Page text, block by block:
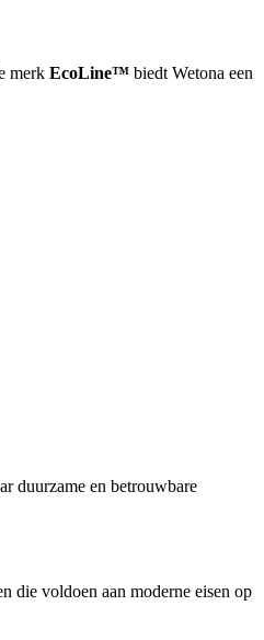
merk EcoLine™ biedt Wetona een
duurzame en betrouwbare
die voldoen aan moderne eisen op